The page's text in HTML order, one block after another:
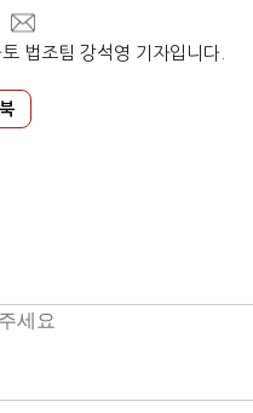
법조팀 강석영 기자입니다.